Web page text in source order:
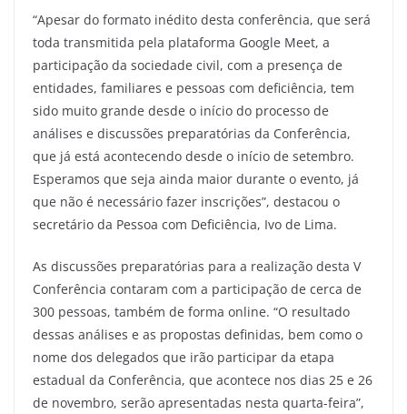
“Apesar do formato inédito desta conferência, que será
toda transmitida pela plataforma Google Meet, a
participação da sociedade civil, com a presença de
entidades, familiares e pessoas com deficiência, tem
sido muito grande desde o início do processo de
análises e discussões preparatórias da Conferência,
que já está acontecendo desde o início de setembro.
Esperamos que seja ainda maior durante o evento, já
que não é necessário fazer inscrições”, destacou o
secretário da Pessoa com Deficiência, Ivo de Lima.
As discussões preparatórias para a realização desta V
Conferência contaram com a participação de cerca de
300 pessoas, também de forma online. “O resultado
dessas análises e as propostas definidas, bem como o
nome dos delegados que irão participar da etapa
estadual da Conferência, que acontece nos dias 25 e 26
de novembro, serão apresentadas nesta quarta-feira”,